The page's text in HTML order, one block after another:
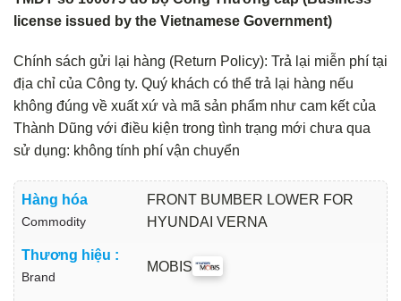
license issued by the Vietnamese Government)
Chính sách gửi lại hàng (Return Policy): Trả lại miễn phí tại
địa chỉ của Công ty. Quý khách có thể trả lại hàng nếu
không đúng về xuất xứ và mã sản phẩm như cam kết của
Thành Dũng với điều kiện trong tình trạng mới chưa qua
sử dụng: không tính phí vận chuyển
Hàng hóa
Commodity
FRONT BUMBER LOWER FOR
HYUNDAI VERNA
Thương hiệu :
Brand
MOBIS